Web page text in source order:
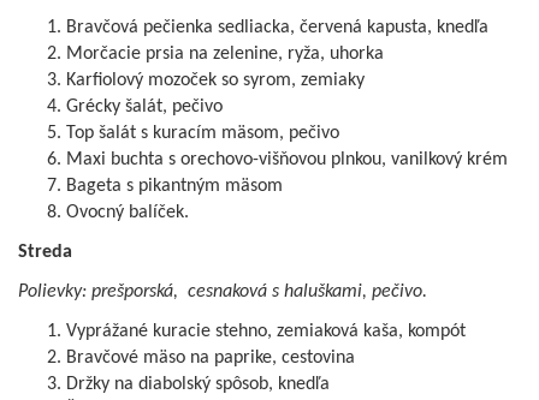
Bravčová pečienka sedliacka, červená kapusta, knedľa
Morčacie prsia na zelenine, ryža, uhorka
Karfiolový mozoček so syrom, zemiaky
Grécky šalát, pečivo
Top šalát s kuracím mäsom, pečivo
Maxi buchta s orechovo-višňovou plnkou, vanilkový krém
Bageta s pikantným mäsom
Ovocný balíček.
Streda
Polievky: prešporská, cesnaková s haluškami, pečivo.
Vyprážané kuracie stehno, zemiaková kaša, kompót
Bravčové mäso na paprike, cestovina
Držky na diabolský spôsob, knedľa